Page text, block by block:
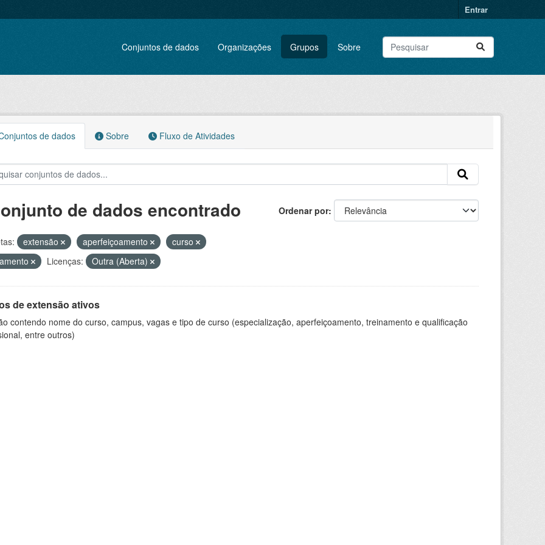
Entrar
Conjuntos de dados Organizações Grupos Sobre
de dados Sobre Fluxo de Atividades
Ordenar por
de dados encontrado
extensão aperfeiçoamento
curso
Licenças: Outra (Aberta)
de extensão ativos
contendo nome do curso, campus, vagas e tipo de curso (especialização, aperfeiçoamento, treinamento e qualificação
entre outros)